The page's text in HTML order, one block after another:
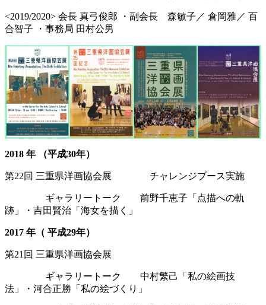
<2019/2020> 会長 真弓俊郎 ・副会長 森敏子／ 倉岡雅／ 百
合智子 ・事務局 田村公男
2018 年 （平成30年）
第22回 三重県洋画協会展 チャレンジブース実施
ギャラリートーク 前野千恵子「点描への軌
跡」・吉田賢治「海女を描く」
2017 年（ 平成29年）
第21回 三重県洋画協会展
ギャラリートーク 中村繁己「私の絵画技
法」・河合正勝「私の絵づくり」